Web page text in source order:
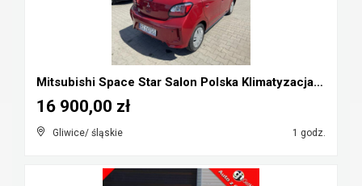
Mitsubishi Space Star Salon Polska Klimatyzacja Cz...
Gliwice/ śląskie 1 godz.
16 900,00 zł